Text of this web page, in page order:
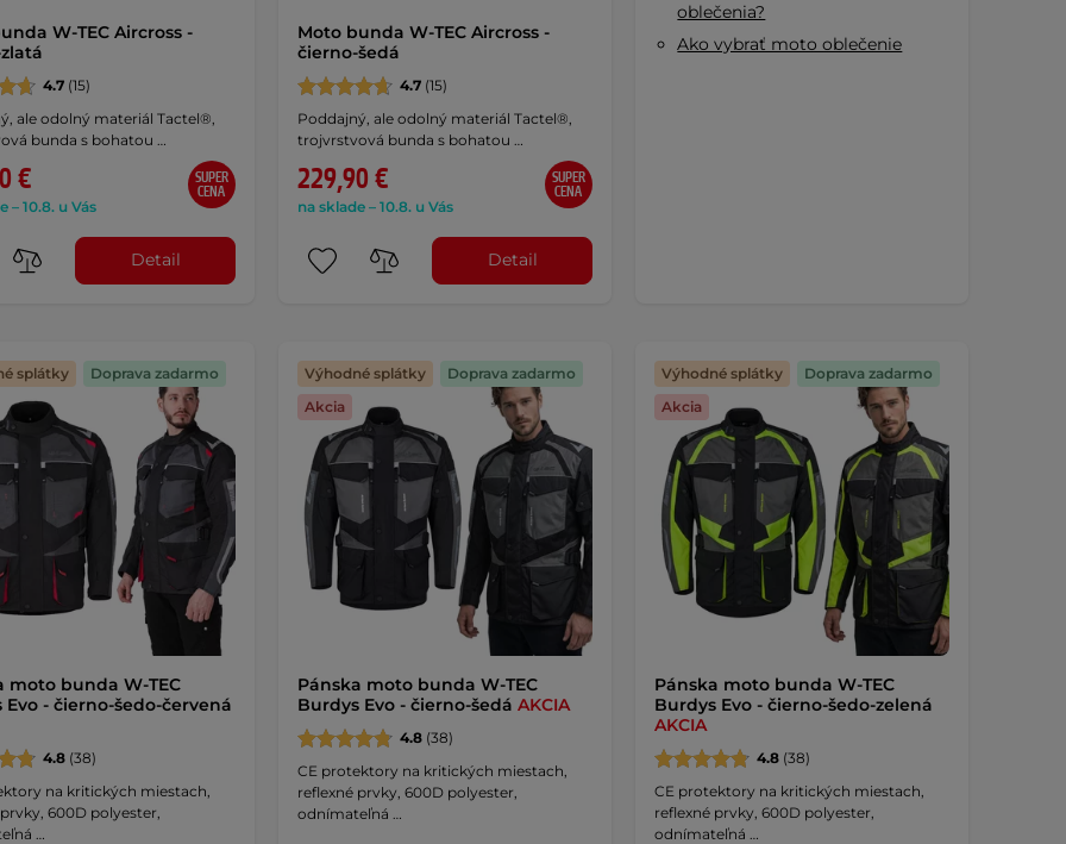
W-TEC Aircross -
4.7 (15)
ale odolný materiál Tactel®,
bunda s bohatou …
€
– 10.8. u Vás
SUPER
CENA
Detail
Moto bunda W-TEC Aircross -
čierno-šedá
4.7(15)
Poddajný, ale odolný materiál Tactel®,
trojvrstvová bunda s bohatou …
229,90 €
na sklade – 10.8. u Vás
SUPER
CENA
Detail
oblečenia?
Ako vybrať moto oblečenie
splátky
Doprava zadarmo
moto bunda W-TEC
Evo - čierno-šedo-červená
4.8 (38)
na kritických miestach,
600D polyester,
…
Výhodné splátky
Doprava zadarmo
Akcia
Pánska moto bunda W-TEC
Burdys Evo - čierno-šedá AKCIA
4.8(38)
CE protektory na kritických miestach,
reflexné prvky, 600D polyester,
odnímateľná …
Výhodné splátky
Doprava zadarmo
Akcia
Pánska moto bunda W-TEC
Burdys Evo - čierno-šedo-zelená
AKCIA
4.8(38)
CE protektory na kritických miestach,
reflexné prvky, 600D polyester,
odnímateľná …